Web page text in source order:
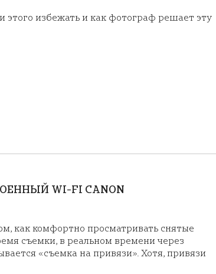
этого избежать и как фотограф решает эту
WI-FI CANON
как комфортно просматривать снятые
съемки, в реальном времени через
«съемка на привязи». Хотя, привязи